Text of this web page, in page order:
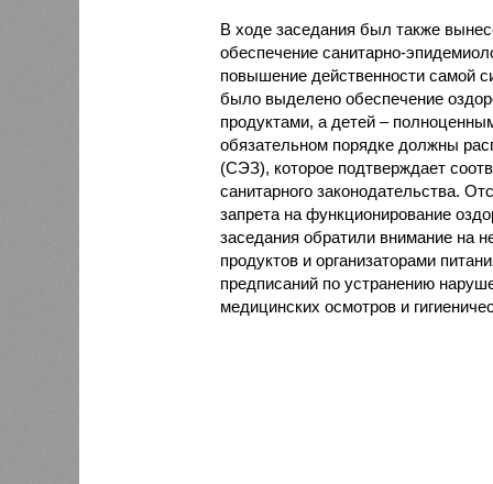
В ходе заседания был также
обеспечение санитарно-
повышение действенности самой
было выделено обеспечение
продуктами, а детей –
обязательном порядке должны
(СЭЗ), которое подтверждает
санитарного законодательства.
запрета на функционирование
заседания обратили внимание на
продуктов и организаторами
предписаний по устранению
медицинских осмотров и